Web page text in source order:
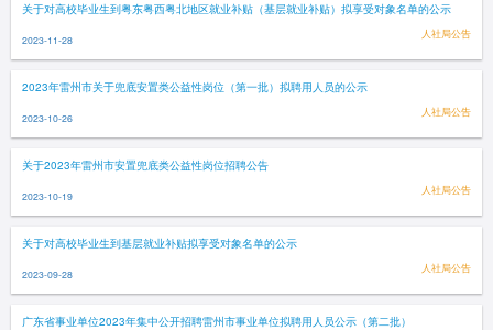
关于对高校毕业生到粤东粤西粤北地区就业补贴（基层就业补贴）拟享受对象名单的公示
2023-11-28 人社局公告
2023年雷州市关于兜底安置类公益性岗位（第一批）拟聘用人员的公示
2023-10-26 人社局公告
关于2023年雷州市安置兜底类公益性岗位招聘公告
2023-10-19 人社局公告
关于对高校毕业生到基层就业补贴拟享受对象名单的公示
2023-09-28 人社局公告
广东省事业单位2023年集中公开招聘雷州市事业单位拟聘用人员公示（第二批）